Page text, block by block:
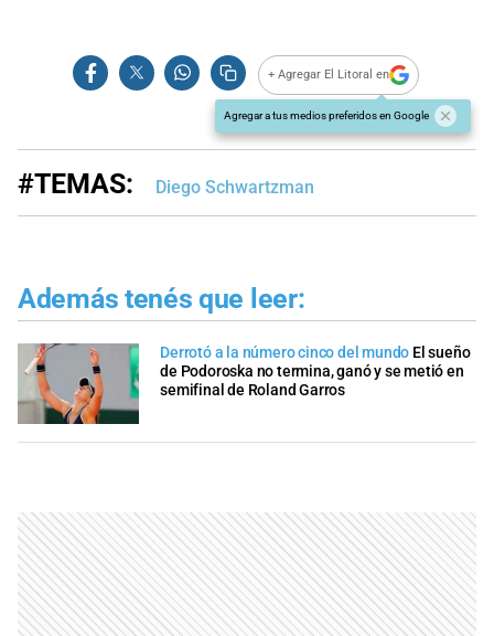
+ Agregar El Litoral en
Agregar a tus medios preferidos en Google
#TEMAS: Diego Schwartzman
Además tenés que leer:
Derrotó a la número cinco del mundo El sueño
de Podoroska no termina, ganó y se metió en
semifinal de Roland Garros